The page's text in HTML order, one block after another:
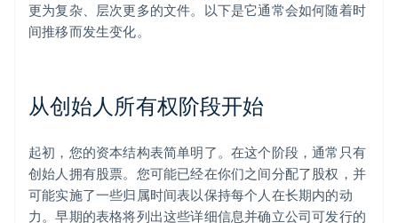
更为复杂、层次更多的文件。以下是它通常会如何随着时
间推移而发生变化。
从创始人所有权阶段开始
起初，您的资本结构表简单明了。在这个阶段，通常只有
创始人拥有股票。您可能已经在你们之间分配了股权，并
可能实施了一些归属时间表以保持每个人在长期内的动
力。早期的表格将列出这些详细信息并确立公司可发行的